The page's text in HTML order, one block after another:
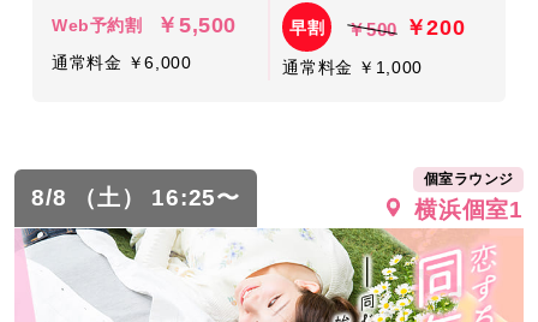
Web予約割 ￥5,500
通常料金 ￥6,000
早割 ￥500 ￥200
通常料金 ￥1,000
8/8 （土） 16:25〜
個室ラウンジ
横浜個室1